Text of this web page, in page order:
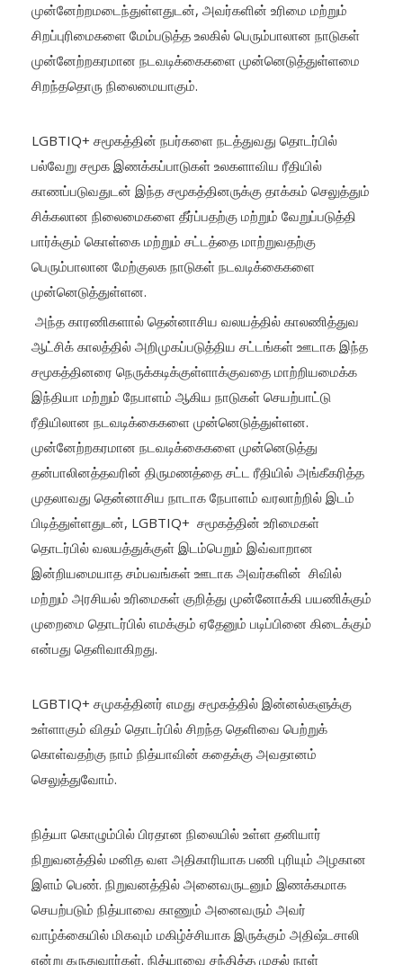
முன்னேற்றமடைந்துள்ளதுடன், அவர்களின் உரிமை மற்றும்
சிறப்புரிமைகளை மேம்படுத்த உலகில் பெரும்பாலான நாடுகள்
முன்னேற்றகரமான நடவடிக்கைகளை முன்னெடுத்துள்ளமை
சிறந்ததொரு நிலைமையாகும்.
LGBTIQ+ சமூகத்தின் நபர்களை நடத்துவது தொடர்பில்
பல்வேறு சமூக இணக்கப்பாடுகள் உலகளாவிய ரீதியில்
காணப்படுவதுடன் இந்த சமூகத்தினருக்கு தாக்கம் செலுத்தும்
சிக்கலான நிலைமைகளை தீர்ப்பதற்கு மற்றும் வேறுப்படுத்தி
பார்க்கும் கொள்கை மற்றும் சட்டத்தை மாற்றுவதற்கு
பெரும்பாலான மேற்குலக நாடுகள் நடவடிக்கைகளை
முன்னெடுத்துள்ளன.
அந்த காரணிகளால் தென்னாசிய வலயத்தில் காலணித்துவ
ஆட்சிக் காலத்தில் அறிமுகப்படுத்திய சட்டங்கள் ஊடாக இந்த
சமூகத்தினரை நெருக்கடிக்குள்ளாக்குவதை மாற்றியமைக்க
இந்தியா மற்றும் நேபாளம் ஆகிய நாடுகள் செயற்பாட்டு
ரீதியிலான நடவடிக்கைகளை முன்னெடுத்துள்ளன.
முன்னேற்றகரமான நடவடிக்கைகளை முன்னெடுத்து
தன்பாலினத்தவரின் திருமணத்தை சட்ட ரீதியில் அங்கீகரித்த
முதலாவது தென்னாசிய நாடாக நேபாளம் வரலாற்றில் இடம்
பிடித்துள்ளதுடன், LGBTIQ+ சமூகத்தின் உரிமைகள்
தொடர்பில் வலயத்துக்குள் இடம்பெறும் இவ்வாறான
இன்றியமையாத சம்பவங்கள் ஊடாக அவர்களின் சிவில்
மற்றும் அரசியல் உரிமைகள் குறித்து முன்னோக்கி பயணிக்கும்
முறைமை தொடர்பில் எமக்கும் ஏதேனும் படிப்பினை கிடைக்கும்
என்பது தெளிவாகிறது.
LGBTIQ+ சமுகத்தினர் எமது சமூகத்தில் இன்னல்களுக்கு
உள்ளாகும் விதம் தொடர்பில் சிறந்த தெளிவை பெற்றுக்
கொள்வதற்கு நாம் நித்யாவின் கதைக்கு அவதானம்
செலுத்துவோம்.
நித்யா கொழும்பில் பிரதான நிலையில் உள்ள தனியார்
நிறுவனத்தில் மனித வள அதிகாரியாக பணி புரியும் அழகான
இளம் பெண். நிறுவனத்தில் அனைவருடனும் இணக்கமாக
செயற்படும் நித்யாவை காணும் அனைவரும் அவர்
வாழ்க்கையில் மிகவும் மகிழ்ச்சியாக இருக்கும் அதிஷ்டசாலி
என்று கருதுவார்கள். நித்யாவை சந்தித்த முதல் நாள்